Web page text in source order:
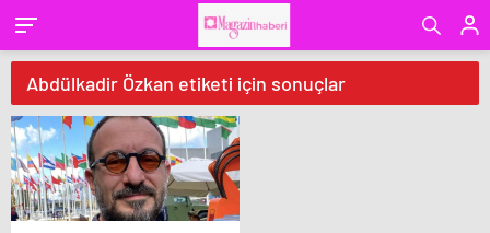
Abdülkadir Özkan etiketi için sonuçlar